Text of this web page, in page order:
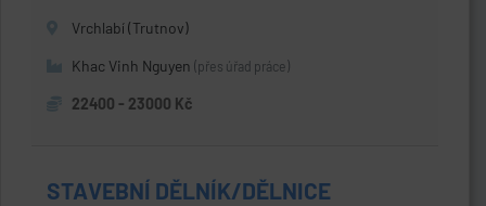
Vrchlabí (Trutnov)
Khac Vinh Nguyen (přes úřad práce)
22400 - 23000 Kč
STAVEBNÍ DĚLNÍK/DĚLNICE